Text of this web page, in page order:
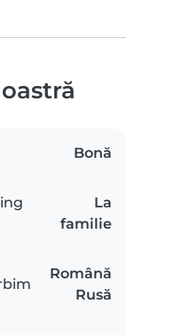
Bonă
La
familie
Română
Rusă